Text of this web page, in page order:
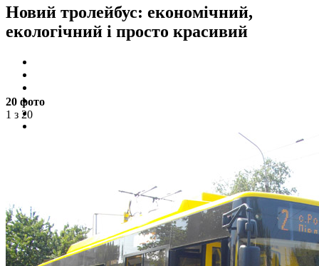
Новий тролейбус: економічний,
екологічний і просто красивий
20 фото
1 з 20